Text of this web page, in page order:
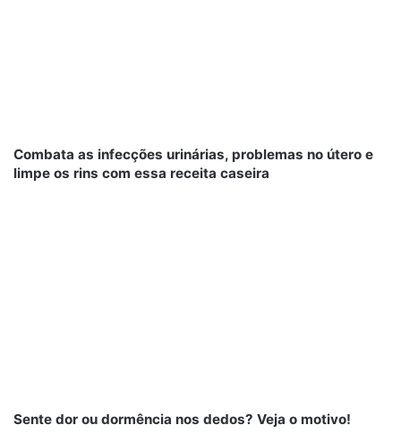
Combata as infecções urinárias, problemas no útero e
limpe os rins com essa receita caseira
Sente dor ou dormência nos dedos? Veja o motivo!